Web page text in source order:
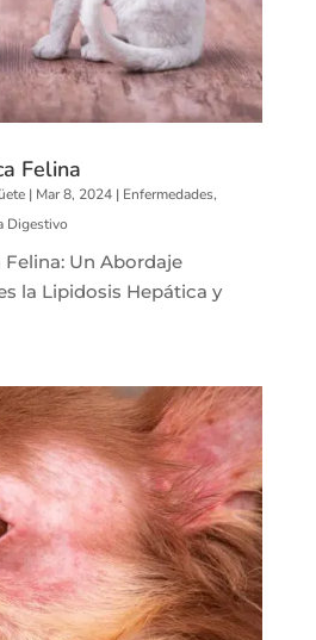
Felina
| Mar 8, 2024| Enfermedades,
Digestivo
Un Abordaje
la Lipidosis Hepática y